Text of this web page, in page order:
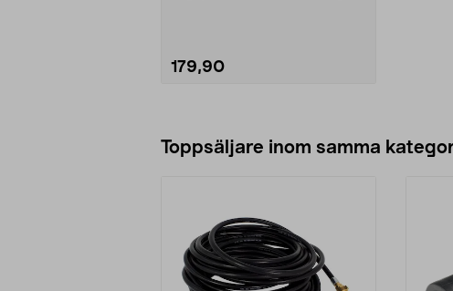
179,90
Toppsäljare inom samma